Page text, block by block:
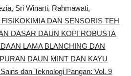
Sri Winarti, Rahmawati,
DAN SENSORIS TEH
DASAR DAUN KOPI ROBUSTA
LAMA BLANCHING DAN
DAUN MINT DAN KAYU
dan Teknologi Pangan: Vol. 9